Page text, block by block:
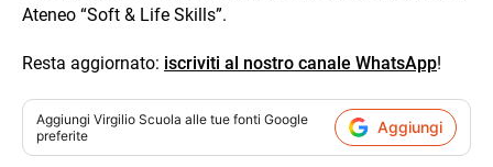
Ateneo “Soft & Life Skills”.
Resta aggiornato: iscriviti al nostro canale WhatsApp!
Aggiungi Virgilio Scuola alle tue fonti Google
preferite
Aggiungi